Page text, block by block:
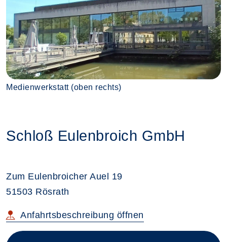
Medienwerkstatt (oben rechts)
Schloß Eulenbroich GmbH
Zum Eulenbroicher Auel 19
51503 Rösrath
Anfahrtsbeschreibung im neuen Browsertab
öffnen